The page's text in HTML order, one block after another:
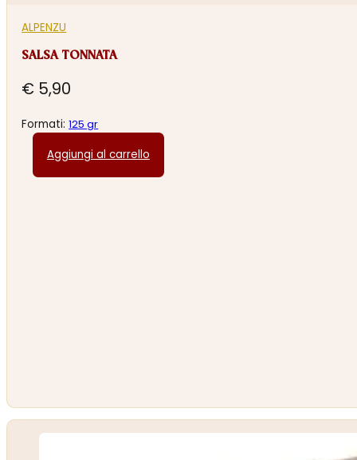
ALPENZU
SALSA TONNATA
€ 5,90
Formati:125 gr
Aggiungi al carrello